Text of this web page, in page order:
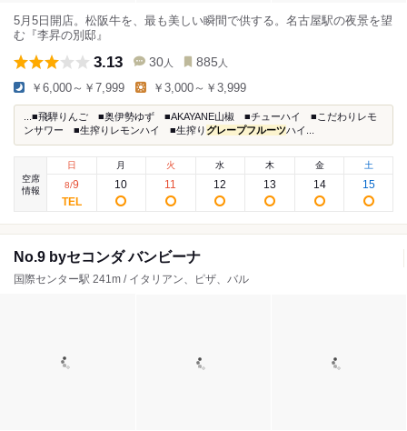
5月5日開店。松阪牛を、最も美しい瞬間で供する。名古屋駅の夜景を望
む『李昇の別邸』
3.13 30 人 885 人
￥6,000～￥7,999 ￥3,000～￥3,999
...■飛騨りんご ■奥伊勢ゆず ■AKAYANE山椒 ■チューハイ ■こだわりレモ
ンサワー ■生搾りレモンハイ ■生搾り グレープフルーツハイ...
空席
情報
日
8/9
月
10
火
11
水
12
木
13
金
14
土
15
No.9 byセコンダ バンビーナ
国際センター駅 241m / イタリアン、ピザ、バル